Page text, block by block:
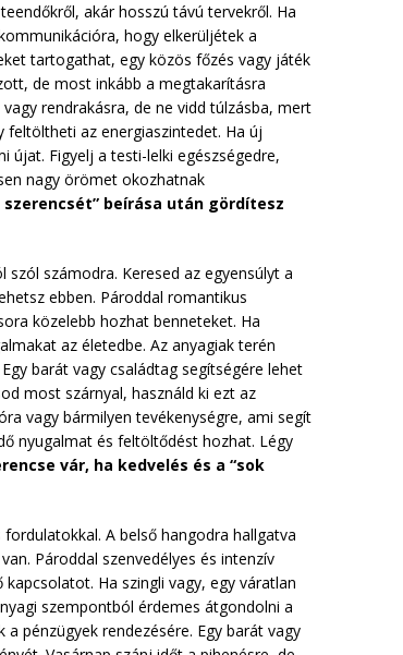
akár hosszú távú tervekről. Ha
hogy elkerüljétek a
tartogathat, egy közös főzés vagy játék
de most inkább a megtakarításra
rendrakásra, de ne vidd túlzásba, mert
feltöltheti az energiaszintedet. Ha új
újat. Figyelj a testi-lelki egészségedre,
nagy örömet okozhatnak
szerencsét” beírása után gördítesz
számodra. Keresed az egyensúlyt a
ebben. Pároddal romantikus
közelebb hozhat benneteket. Ha
az életedbe. Az anyagiak terén
barát vagy családtag segítségére lehet
most szárnyal, használd ki ezt az
vagy bármilyen tevékenységre, ami segít
nyugalmat és feltöltődést hozhat. Légy
vár, ha kedvelés és a “sok
A belső hangodra hallgatva
Pároddal szenvedélyes és intenzív
Ha szingli vagy, egy váratlan
szempontból érdemes átgondolni a
pénzügyek rendezésére. Egy barát vagy